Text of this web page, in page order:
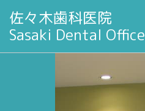
佐々木歯科医院
Sasaki Dental Office